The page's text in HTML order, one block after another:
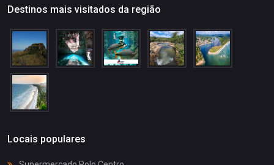
Destinos mais visitados da região
Locais populares